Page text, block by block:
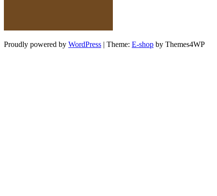
Proudly powered by WordPress | Theme: E-shop by Themes4WP